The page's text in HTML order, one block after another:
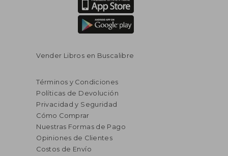
Vender Libros en Buscalibre
Términos y Condiciones
Políticas de Devolución
Privacidad y Seguridad
Cómo Comprar
Nuestras Formas de Pago
Opiniones de Clientes
Costos de Envío